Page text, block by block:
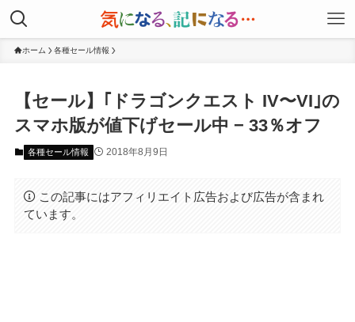
ホーム 各種セール情報
【セール】｢ドラゴンクエスト IV〜VI｣の
スマホ版が値下げセール中 − 33％オフ
各種セール情報 2018年8月9日
この記事にはアフィリエイト広告および広告が含まれ
ています。